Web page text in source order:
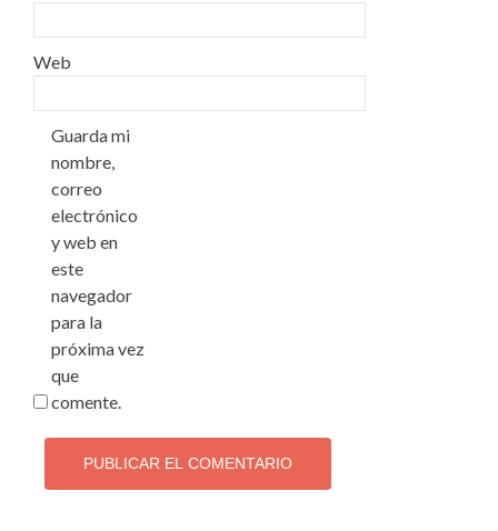
Web
Guarda mi
nombre,
correo
electrónico
y web en
este
navegador
para la
próxima vez
que
comente.